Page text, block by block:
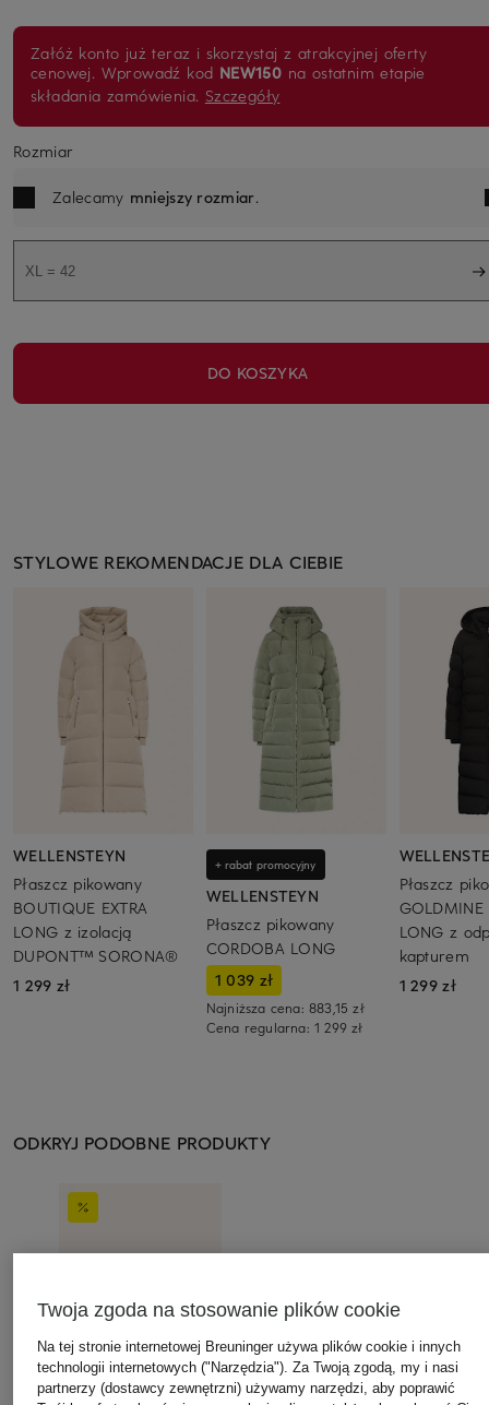
Załóż konto już teraz i skorzystaj z atrakcyjnej oferty
cenowej. Wprowadź kod NEW150 na ostatnim etapie
składania zamówienia. Szczegóły
Rozmiar
Zalecamy mniejszy rozmiar.
XL = 42
DO KOSZYKA
STYLOWE REKOMENDACJE DLA CIEBIE
WELLENSTEYN
Płaszcz pikowany
BOUTIQUE EXTRA
LONG z izolacją
DUPONT™ SORONA®
1 299 zł
+ rabat promocyjny
WELLENSTEYN
Płaszcz pikowany
CORDOBA LONG
1 039 zł
Najniższa cena: 883,15 zł
Cena regularna: 1 299 zł
Płaszcz
GOLDMINE
LONG z
kapturem
1 299 zł
ODKRYJ PODOBNE PRODUKTY
Twoja zgoda na stosowanie plików cookie
Na tej stronie internetowej Breuninger używa plików cookie i innych
technologii internetowych ("Narzędzia"). Za Twoją zgodą, my i nasi
partnerzy (dostawcy zewnętrzni) używamy narzędzi, aby poprawić